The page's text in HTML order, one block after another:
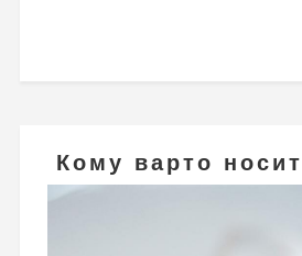
Кому варто